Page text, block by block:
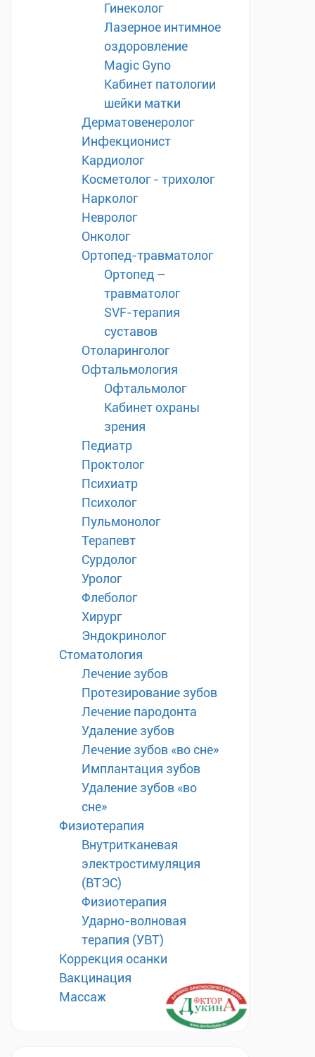
Гинеколог
Лазерное интимное
оздоровление
Magic Gyno
Кабинет патологии
шейки матки
Дерматовенеролог
Инфекционист
Кардиолог
Косметолог - трихолог
Нарколог
Невролог
Онколог
Ортопед-травматолог
Ортопед –
травматолог
SVF-терапия
суставов
Отоларинголог
Офтальмология
Офтальмолог
Кабинет охраны
зрения
Педиатр
Проктолог
Психиатр
Психолог
Пульмонолог
Терапевт
Сурдолог
Уролог
Флеболог
Хирург
Эндокринолог
Стоматология
Лечение зубов
Протезирование зубов
Лечение пародонта
Удаление зубов
Лечение зубов «во сне»
Имплантация зубов
Удаление зубов «во
сне»
Физиотерапия
Внутритканевая
электростимуляция
(ВТЭС)
Физиотерапия
Ударно-волновая
терапия (УВТ)
Коррекция осанки
Вакцинация
Массаж